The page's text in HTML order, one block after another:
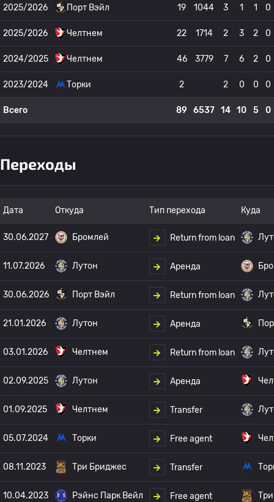
2025/2026 Порт Вэйл 19 1044 3 1 1 0
2025/2026 Челтнем 22 1714 2 3 2 0
2024/2025 Челтнем 46 3779 7 6 2 0
2023/2024 Торки 2 2 0 0 0
Всего 89 6537 14 10 5 0
Переходы
Дата Откуда Тип перехода Куда
30.06.2027 Бромлей Return from loan
11.07.2026 Лутон Аренда
30.06.2026 Порт Вэйл Return from loan
21.01.2026 Лутон Аренда
03.01.2026 Челтнем Return from loan
02.09.2025 Лутон Аренда
01.09.2025 Челтнем Transfer
05.07.2024 Торки Free agent
08.11.2023 Три Бриджес Transfer
10.04.2023 Рэйнс Парк Вейл Free agent